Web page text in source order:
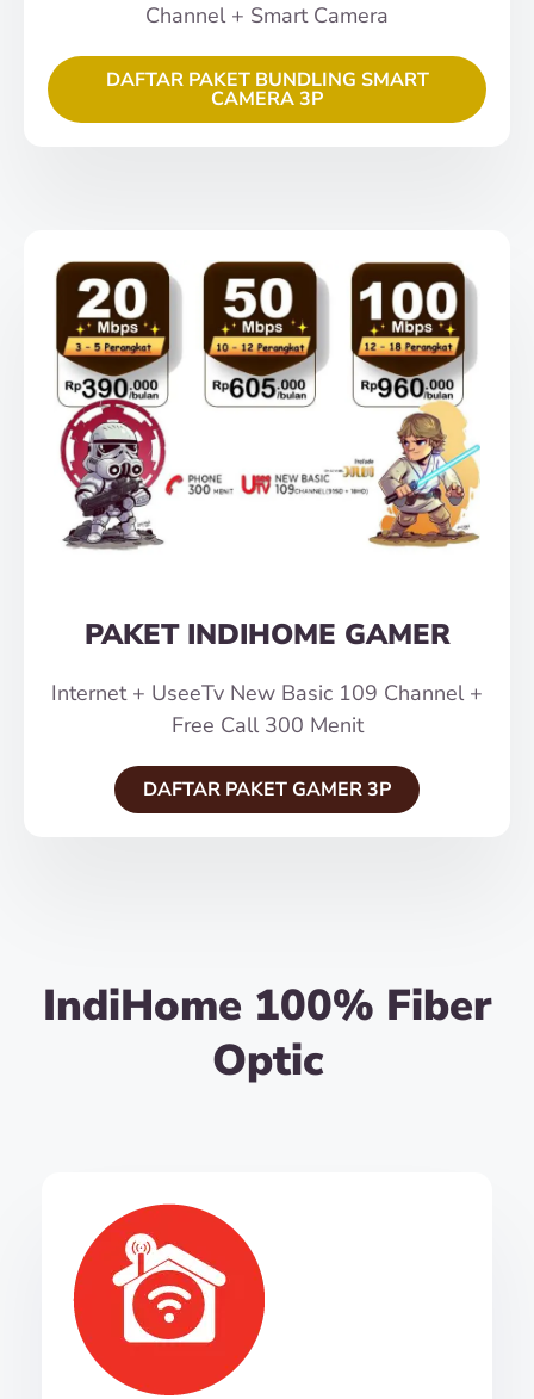
Channel + Smart Camera
DAFTAR PAKET BUNDLING SMART
CAMERA 3P
PAKET INDIHOME GAMER
Internet + UseeTv New Basic 109 Channel +
Free Call 300 Menit
DAFTAR PAKET GAMER 3P
IndiHome 100% Fiber
Optic